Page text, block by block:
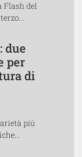
Flash del
due
per
di
più